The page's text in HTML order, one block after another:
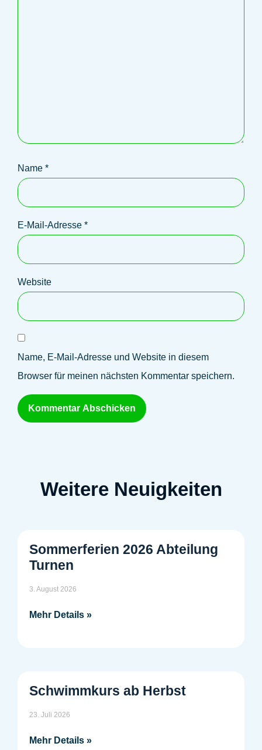
Name *
E-Mail-Adresse *
Website
Name, E-Mail-Adresse und Website in diesem
Browser für meinen nächsten Kommentar speichern.
Weitere Neuigkeiten
Sommerferien 2026 Abteilung
Turnen
3. August 2026
Mehr Details »
Schwimmkurs ab Herbst
23. Juli 2026
Mehr Details »